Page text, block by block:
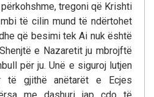
tregoni që Krishti
të cilin mund të ndërtohet
që besimi tek Ai nuk është
e Nazaretit ju mbrojftë
për ju. Unë e siguroj lutjen
gjithë anëtarët e Ecjes